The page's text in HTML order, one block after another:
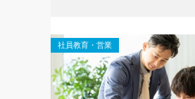
社員教育・営業